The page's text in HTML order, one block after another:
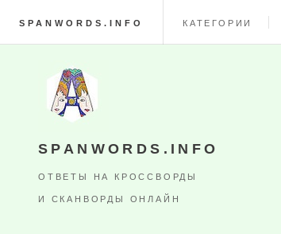
SPANWORDS.INFO КАТЕГОРИИ
SPANWORDS.INFO
ОТВЕТЫ НА КРОССВОРДЫ
И СКАНВОРДЫ ОНЛАЙН